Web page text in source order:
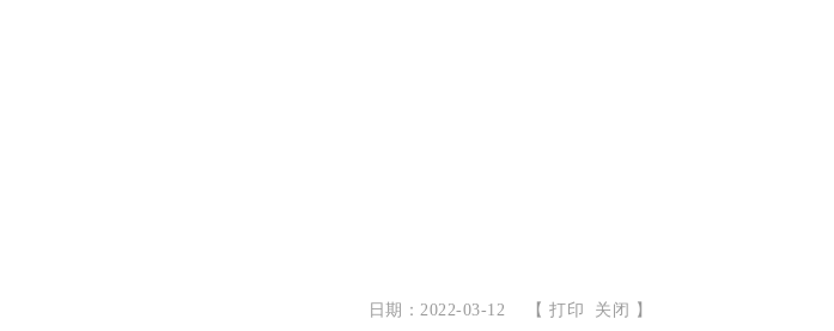
日期：2022-03-12 【 打印 关闭 】